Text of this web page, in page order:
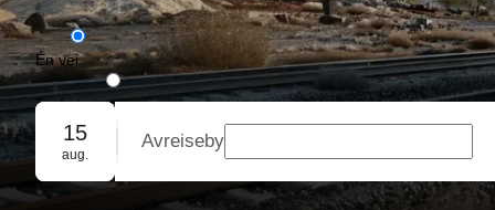
Én vei
Tur/retur
Gruppebooking
15
aug.
Avreiseby